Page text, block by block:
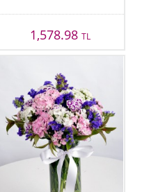
1,578.98 TL